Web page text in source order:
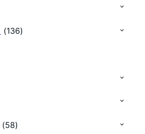
(136)
(58)